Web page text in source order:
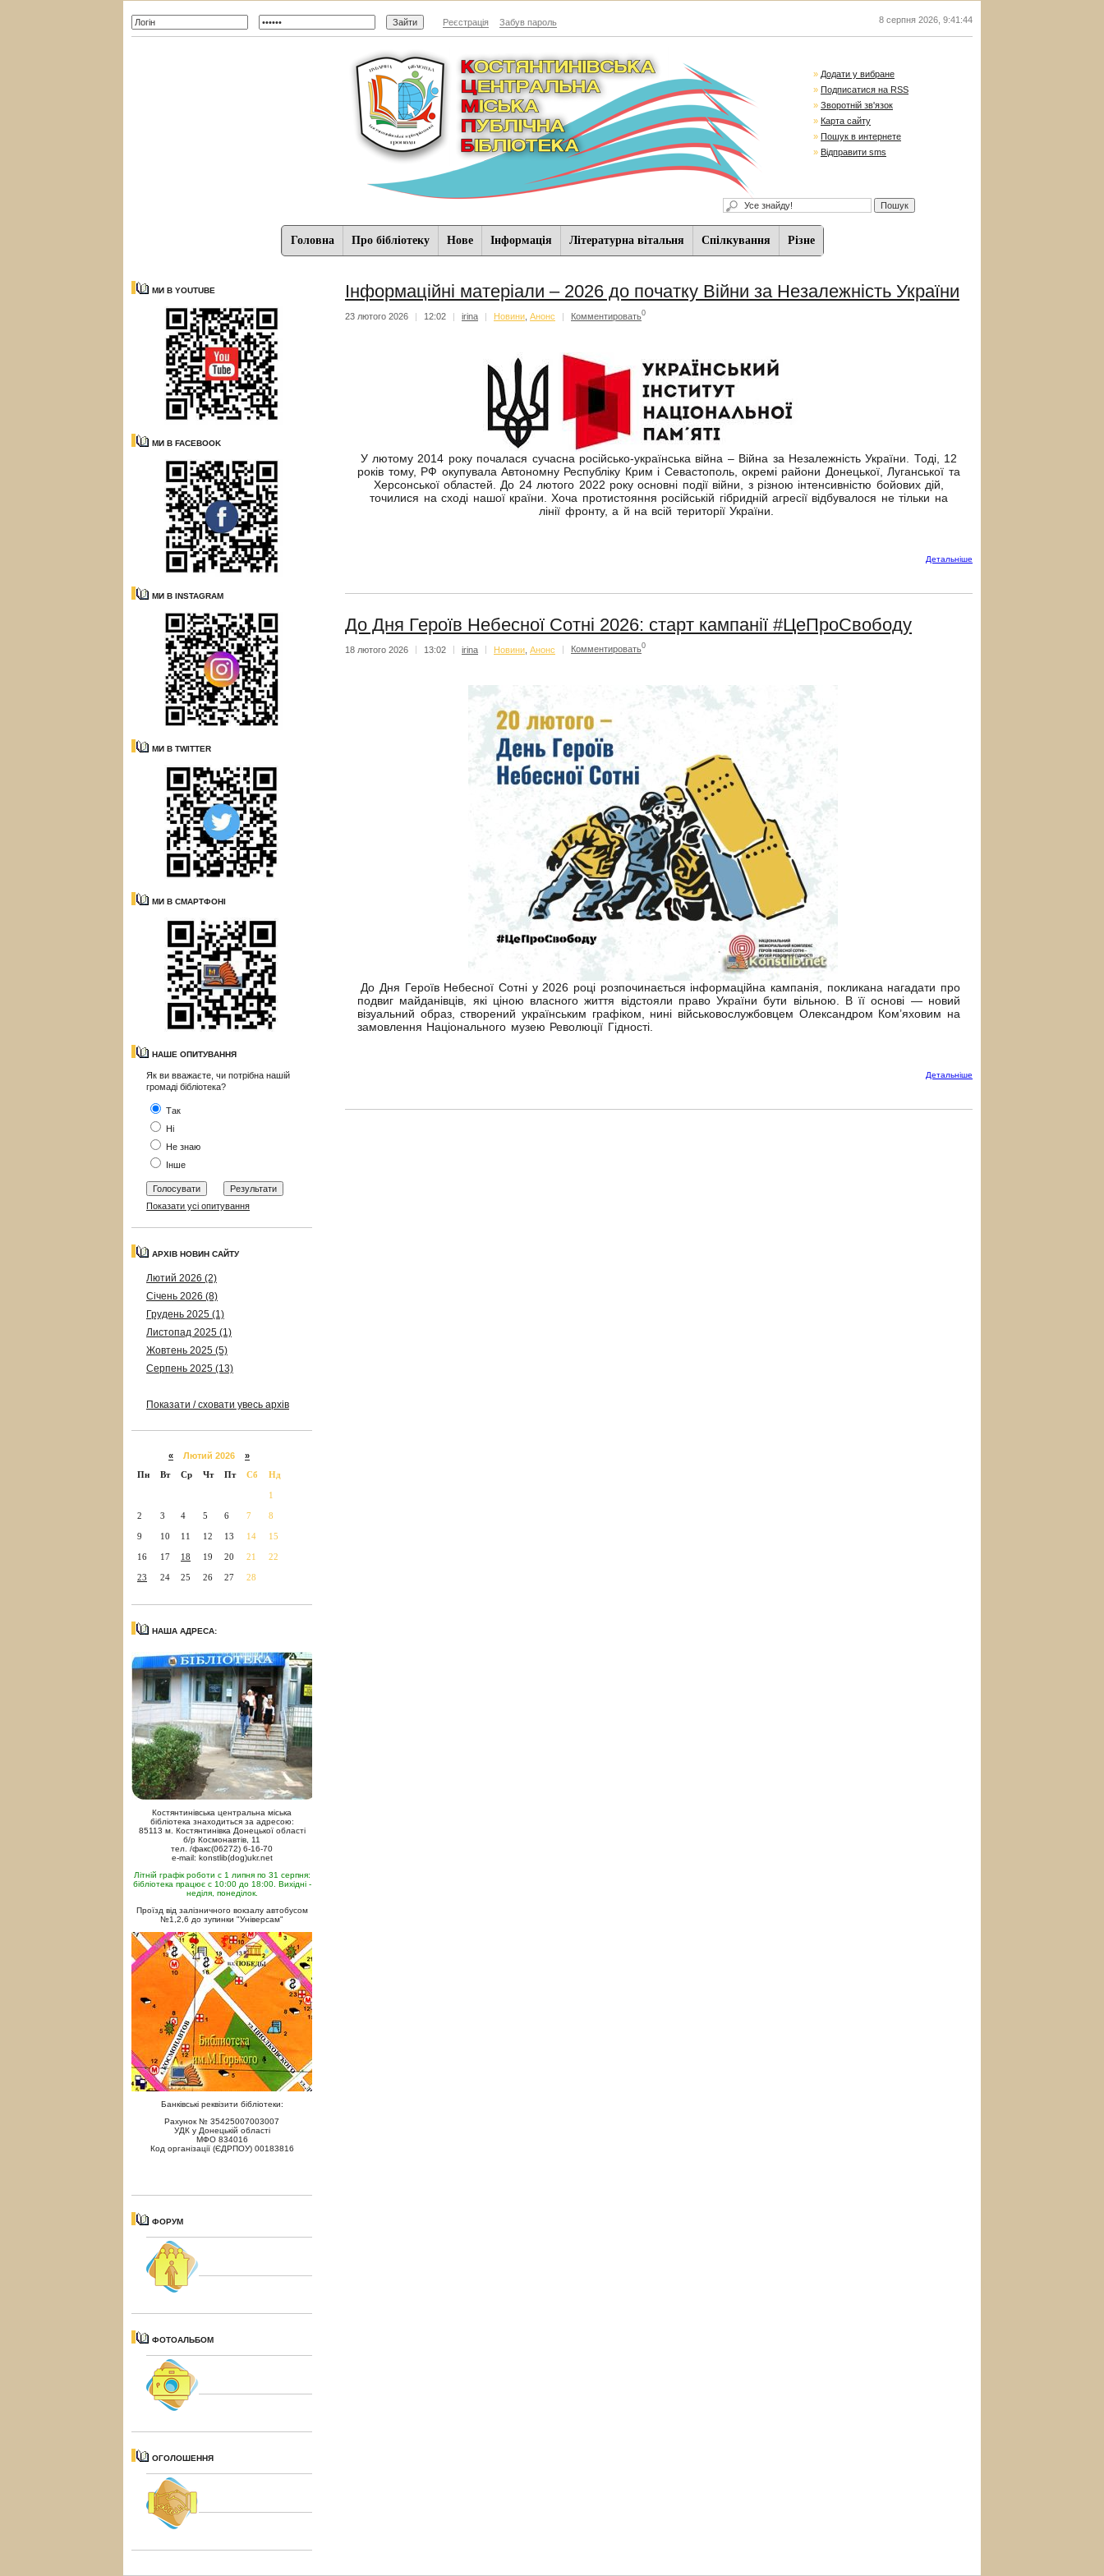
Реєстрація Забув пароль 8 серпня 2026 9:41:45
» Додати у вибране
» Подписатися на RSS
» Зворотній зв'язок
» Карта сайту
» Пошук в интернете
» Відправити sms
Головна Про бібліотеку Нове Iнформацiя Літературна вітальня Спiлкування Різне
МИ В YOUTUBE
МИ В FACEBOOK
МИ В INSTAGRAM
МИ В TWITTER
МИ В СМАРТФОНІ
НАШЕ ОПИТУВАННЯ
Як ви вважаєте, чи потрібна нашій
громаді бібліотека?
Так
Ні
Не знаю
Інше
Показати усі опитування
АРХІВ НОВИН САЙТУ
Лютий 2026 (2)
Січень 2026 (8)
Грудень 2025 (1)
Листопад 2025 (1)
Жовтень 2025 (5)
Серпень 2025 (13)
Показати / сховати увесь архів
« Лютий 2026 »
Пн
Вт Ср Чт Пт Сб Нд
1
2 3 4 5 6 7 8
9 10 11 12 13 14 15
16 17 18 19 20 21 22
23 24 25 26 27 28
НАША АДРЕСА:
Костянтинівська центральна міська
бібліотека знаходиться за адресою:
85113 м. Костянтинівка Донецької області
б/р Космонавтів, 11
тел. /факс(06272) 6-16-70
e-mail: konstlib(dog)ukr.net
Літній графік роботи с 1 липня по 31 серпня:
бібліотека працює с 10:00 до 18:00. Вихідні -
неділя, понеділок.
Проїзд від залізничного вокзалу автобусом
№1,2,6 до зупинки "Універсам"
Банківські реквізити бібліотеки:
Рахунок № 35425007003007
УДК у Донецькій області
МФО 834016
Код організації (ЄДРПОУ) 00183816
ФОРУМ
ФОТОАЛЬБОМ
ОГОЛОШЕННЯ
Інформаційні матеріали – 2026 до початку Війни за Незалежність України
23 лютого 2026 | 12:02 | irina | Новини Анонс | Комментировать0
У лютому 2014 року почалася сучасна російсько-українська війна – Війна за Незалежність України. Тоді, 12
років тому, РФ окупувала Автономну Республіку Крим і Севастополь, окремі райони Донецької, Луганської та
Херсонської областей. До 24 лютого 2022 року основні події війни, з різною інтенсивністю бойових дій,
точилися на сході нашої країни. Хоча протистояння російській гібридній агресії відбувалося не тільки на
лінії фронту, а й на всій території України.
Детальнiше
До Дня Героїв Небесної Сотні 2026: старт кампанії #ЦеПроСвободу
18 лютого 2026 13:02 irina Новини Анонс Комментировать0
До Дня Героїв Небесної Сотні у 2026 році розпочинається інформаційна кампанія, покликана нагадати про
подвиг майданівців, які ціною власного життя відстояли право України бути вільною. В її основі — новий
візуальний образ, створений українським графіком, нині військовослужбовцем Олександром Ком’яховим на
замовлення Національного музею Революції Гідності.
Детальнiше